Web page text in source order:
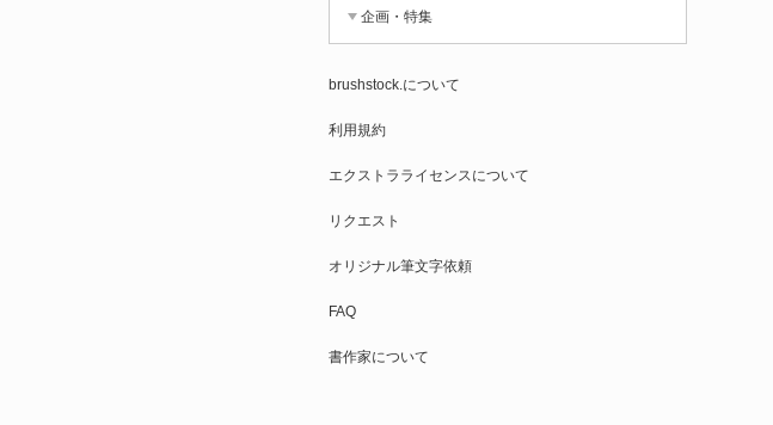
企画・特集
brushstock.について
利用規約
エクストラライセンスについて
リクエスト
オリジナル筆文字依頼
FAQ
書作家について